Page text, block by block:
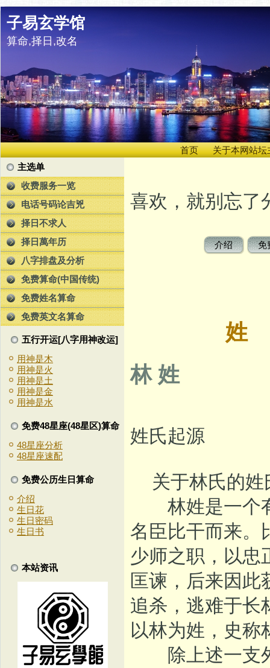
子易玄学馆
算命,择日,改名
首页
关于本网站坛
主选单
收费服务一览
电话号码论吉兇
择日不求人
择日萬年历
八字排盘及分析
免费算命(中国传统)
免费姓名算命
免费英文名算命
五行开运[八字用神改运]
用神是木
用神是火
用神是土
用神是金
用神是水
免费48星座(48星区)算命
48星座分析
48星座速配
免费公历生日算命
介绍
生日花
生日密码
生日书
本站资讯
喜欢，就别忘了
介绍 免
林 姓
姓氏起源
关于林氏的姓
林姓是一个有
名臣比干而来。
少师之职，以忠
匡谏，后来因此
追杀，逃难于长
以林为姓，史称
除上述一支外